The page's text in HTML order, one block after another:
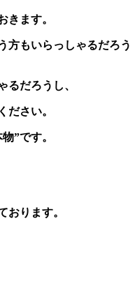
きます。
方もいらっしゃるだろう
るだろうし、
ださい。
”です。
おります。